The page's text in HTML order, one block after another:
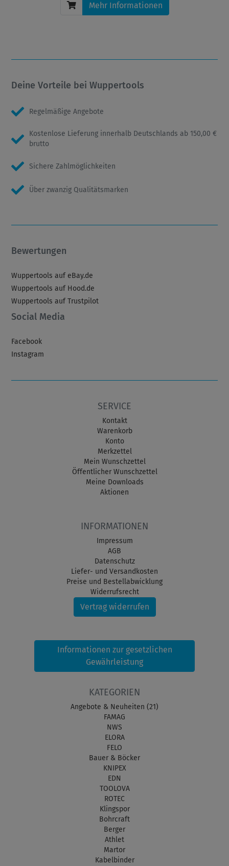
Mehr Informationen
Deine Vorteile bei Wuppertools
Regelmäßige Angebote
Kostenlose Lieferung innerhalb Deutschlands ab 150,00 €
brutto
Sichere Zahlmöglichkeiten
Über zwanzig Qualitätsmarken
Bewertungen
Wuppertools auf eBay.de
Wuppertools auf Hood.de
Wuppertools auf Trustpilot
Social Media
Facebook
Instagram
SERVICE
Kontakt
Warenkorb
Konto
Merkzettel
Mein Wunschzettel
Öffentlicher Wunschzettel
Meine Downloads
Aktionen
INFORMATIONEN
Impressum
AGB
Datenschutz
Liefer- und Versandkosten
Preise und Bestellabwicklung
Widerrufsrecht
Vertrag widerrufen
Informationen zur gesetzlichen
Gewährleistung
KATEGORIEN
Angebote & Neuheiten (21)
FAMAG
NWS
ELORA
FELO
Bauer & Böcker
KNIPEX
EDN
TOOLOVA
ROTEC
Klingspor
Bohrcraft
Berger
Athlet
Martor
Kabelbinder